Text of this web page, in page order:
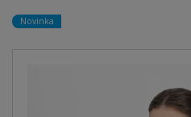
Novinka